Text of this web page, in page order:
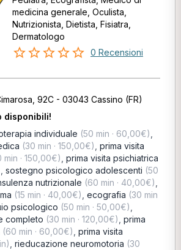
medicina generale, Oculista,
Nutrizionista, Dietista, Fisiatra,
Dermatologo
0 Recensioni
92C - 03043 Cassino (FR)
disponibili!
individuale (50 min · 60,00€)
(30 min · 150,00€) prima visita
min · 150,00€) prima visita psichiatrica
sostegno psicologico adolescenti (50
nutrizionale (60 min · 40,00€)
(15 min · 40,00€) ecografia (30 min
psicologico (50 min · 50,00€)
completo (30 min · 120,00€) prima
(60 min · 60,00€) prima visita
rieducazione neuromotoria (30